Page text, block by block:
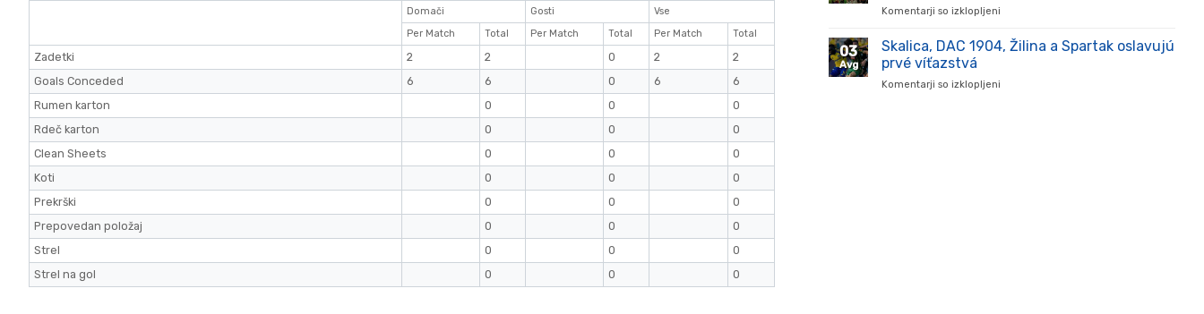
Domači Gosti
Vse
Per Match
Total Per Match Total Per Match Total
Zadetki 2 2 0 2
2
Goals Conceded
6 6 0 6
6
Rumen karton
0 0
0
Rdeč karton
0 0
0
Clean Sheets
0 0
0
Koti
0 0
0
Prekrški
0 0
0
Prepovedan položaj
0 0
0
Strel
0 0
0
Strel na gol
0 0 0
v
Komentarji so izklopljeni
oslavuje,
03
Avg
Skalica, DAC 1904, Žilina a Spartak oslavujú
prvé víťazstvá
Komentarji so izklopljeni